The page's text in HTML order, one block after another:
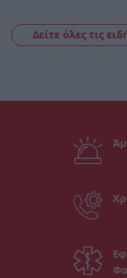
Δείτε όλες τις